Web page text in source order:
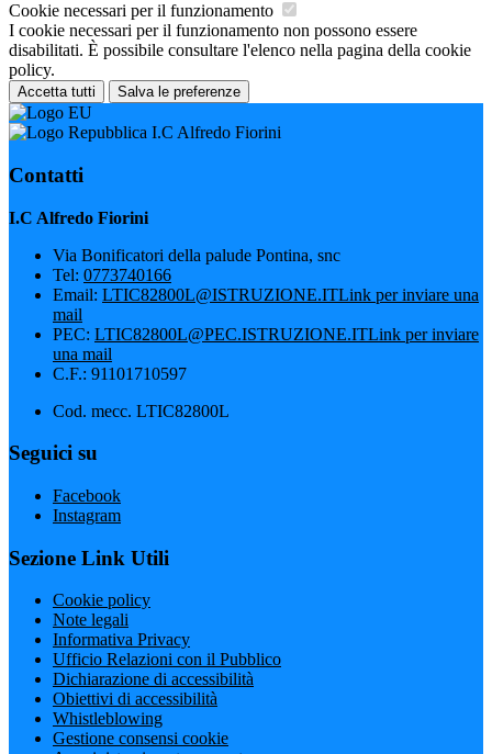
Cookie necessari per il funzionamento
I cookie necessari per il funzionamento non possono essere
disabilitati. È possibile consultare l'elenco nella pagina della cookie
policy.
Accetta tutti Salva le preferenze
I.C Alfredo Fiorini
Contatti
I.C Alfredo Fiorini
Via Bonificatori della palude Pontina, snc
Tel: 0773740166
Email: LTIC82800L@ISTRUZIONE.ITLink per inviare una
mail
PEC: LTIC82800L@PEC.ISTRUZIONE.ITLink per inviare
una mail
C.F.: 91101710597
Cod. mecc. LTIC82800L
Seguici su
Facebook
Instagram
Sezione Link Utili
Cookie policy
Note legali
Informativa Privacy
Ufficio Relazioni con il Pubblico
Dichiarazione di accessibilità
Obiettivi di accessibilità
Whistleblowing
Gestione consensi cookie